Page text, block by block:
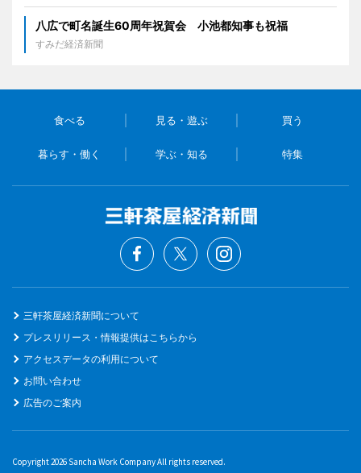
八広で町名誕生60周年祝賀会 小池都知事も祝福
すみだ経済新聞
食べる 見る・遊ぶ 買う
暮らす・働く 学ぶ・知る 特集
三軒茶屋経済新聞について
プレスリリース・情報提供はこちらから
アクセスデータの利用について
お問い合わせ
広告のご案内
Copyright 2026 Sancha Work Company All rights reserved.